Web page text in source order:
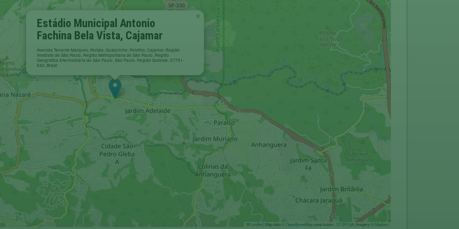
Estádio Municipal Antonio
Fachina Bela Vista, Cajamar
Avenida Tenente Marques, Portais, Guaturinho, Polvilho, Cajamar, Região
Imediata de São Paulo, Região Metropolitana de São Paulo, Região
Geográfica Intermediária de São Paulo, São Paulo, Região Sudeste, 07791-
842, Brasil
×
Leaflet Map data © OpenStreetMapcontributors, CC-BY-SA , Imagery © Mapbox